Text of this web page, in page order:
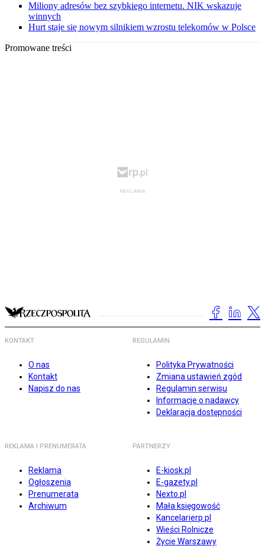
Miliony adresów bez szybkiego internetu. NIK wskazuje
winnych
Hurt staje się nowym silnikiem wzrostu telekomów w Polsce
Promowane treści
KONTAKT
O nas
Kontakt
Napisz do nas
REGULAMIN
Polityka Prywatności
Zmiana ustawień zgód
Regulamin serwisu
Informacje o nadawcy
Deklaracja dostępności
REKLAMA I PRENUMERATA
Reklama
Ogłoszenia
Prenumerata
Archiwum
PARTNERZY
E-kiosk.pl
E-gazety.pl
Nexto.pl
Mała księgowość
Kancelarierp.pl
Wieści Rolnicze
Życie Warszawy